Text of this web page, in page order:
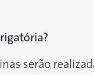
serão